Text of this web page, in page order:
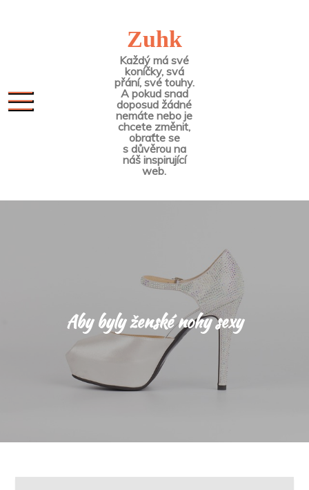
Zuhk
Každý má své
koníčky, svá
přání, své touhy.
A pokud snad
doposud žádné
nemáte nebo je
chcete změnit,
obraťte se
s důvěrou na
náš inspirující
web.
Aby byly ženské nohy sexy